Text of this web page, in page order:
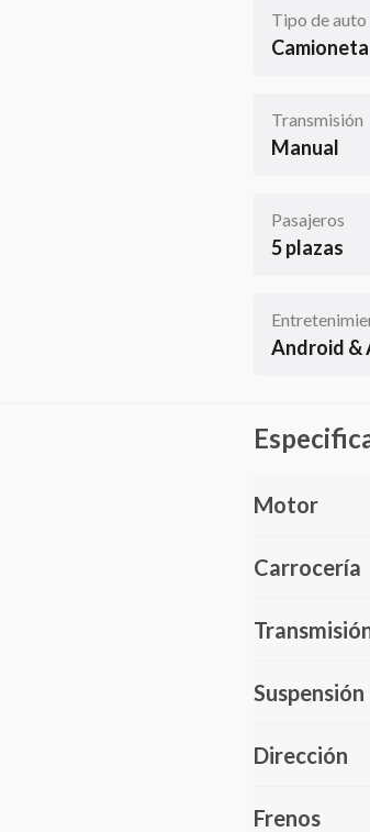
Tipo de auto
Camioneta
Transmisión
Manual
Pasajeros
5 plazas
Android &
Motor
Carrocería
Suspensión
Dirección
Frenos